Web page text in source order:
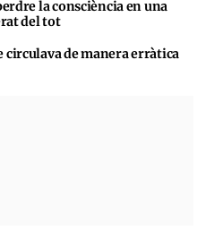
la consciència en una
del tot
de manera erràtica